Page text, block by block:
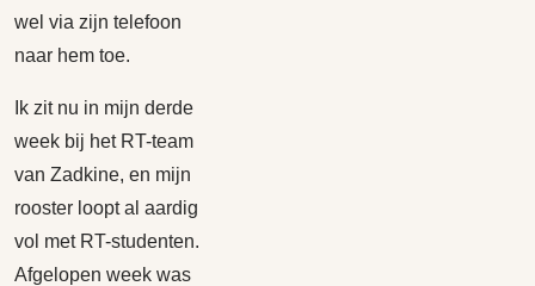
wel via zijn telefoon
naar hem toe.
Ik zit nu in mijn derde
week bij het RT-team
van Zadkine, en mijn
rooster loopt al aardig
vol met RT-studenten.
Afgelopen week was